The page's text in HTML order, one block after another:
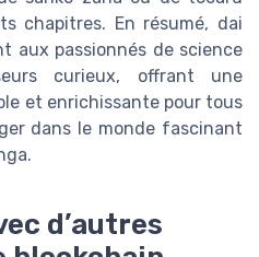
chapitres. En résumé, dai
aux passionnés de science
curieux, offrant une
et enrichissante pour tous
dans le monde fascinant
d’autres